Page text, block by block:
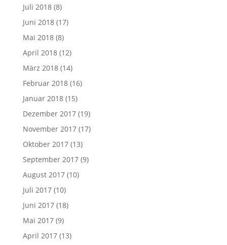
Juli 2018(8)
Juni 2018(17)
Mai 2018(8)
April 2018(12)
März 2018(14)
Februar 2018(16)
Januar 2018(15)
Dezember 2017(19)
November 2017(17)
Oktober 2017(13)
September 2017(9)
August 2017(10)
Juli 2017(10)
Juni 2017(18)
Mai 2017(9)
April 2017(13)